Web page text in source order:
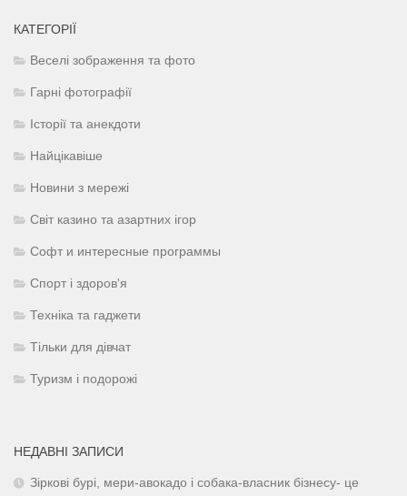
КАТЕГОРІЇ
Веселі зображення та фото
Гарні фотографії
Історії та анекдоти
Найцікавіше
Новини з мережі
Світ казино та азартних ігор
Софт и интересные программы
Спорт і здоров'я
Техніка та гаджети
Тільки для дівчат
Туризм і подорожі
НЕДАВНІ ЗАПИСИ
Зіркові бурі, мери-авокадо і собака-власник бізнесу- це